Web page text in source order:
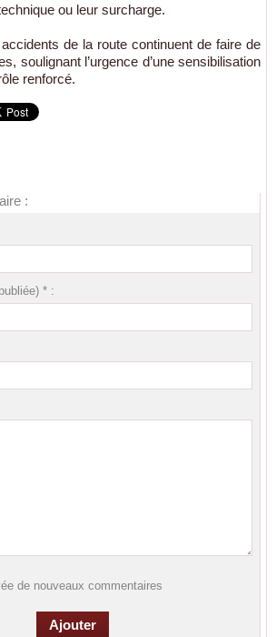
ou leur surcharge.
de la route continuent de faire de
soulignant l’urgence d’une sensibilisation
renforcé.
:
* :
de nouveaux commentaires